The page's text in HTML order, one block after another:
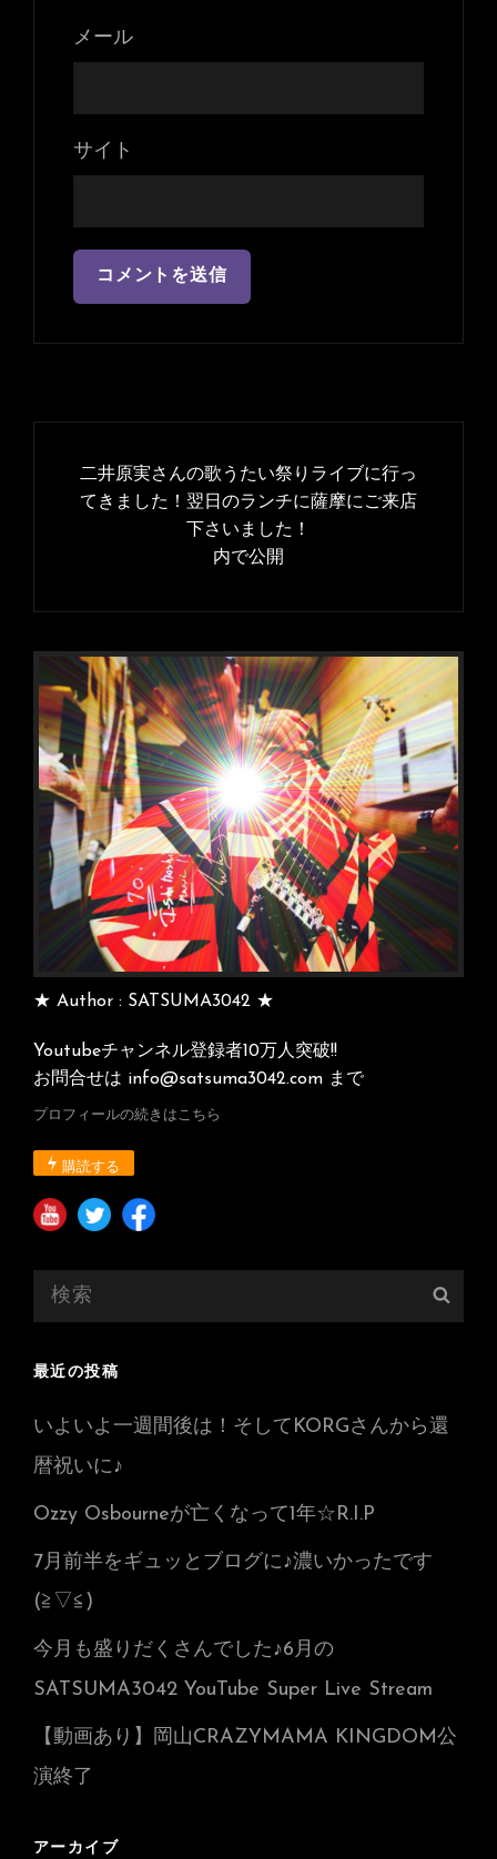
メール
サイト
ー
シ
ョ
ン
二井原実さんの歌うたい祭りライブに行っ
てきました！翌日のランチに薩摩にご来店
下さいました！
内で公開
★ Author : SATSUMA3042 ★
Youtubeチャンネル登録者10万人突破!!
お問合せは info@satsuma3042.com まで
プロフィールの続きはこちら
購読する
最近の投稿
いよいよ一週間後は！そしてKORGさんから還
暦祝いに♪
Ozzy Osbourneが亡くなって1年☆R.I.P
7月前半をギュッとブログに♪濃いかったです
(≧▽≦)
今月も盛りだくさんでした♪6月の
SATSUMA3042 YouTube Super Live Stream
【動画あり】岡山CRAZYMAMA KINGDOM公
演終了
アーカイブ